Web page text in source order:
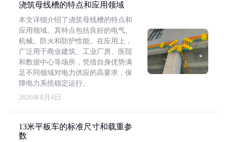
浇筑母线槽的特点和应用领域
本文详细介绍了浇筑母线槽的特点和
应用领域。其特点包括良好的电气、
机械、防火和防护性能。在应用上，
广泛用于商业建筑、工业厂房、医院
和数据中心等场所，凭借自身优势满
足不同领域对电力供应的高要求，保
障电力系统稳定运行。
2026年8月4日
13米平板车的标准尺寸和载重参
数